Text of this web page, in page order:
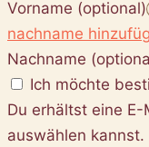
Vorname (optional)
nachname
Nachname
Ich möchte
Du erhältst eine
auswählen kannst.